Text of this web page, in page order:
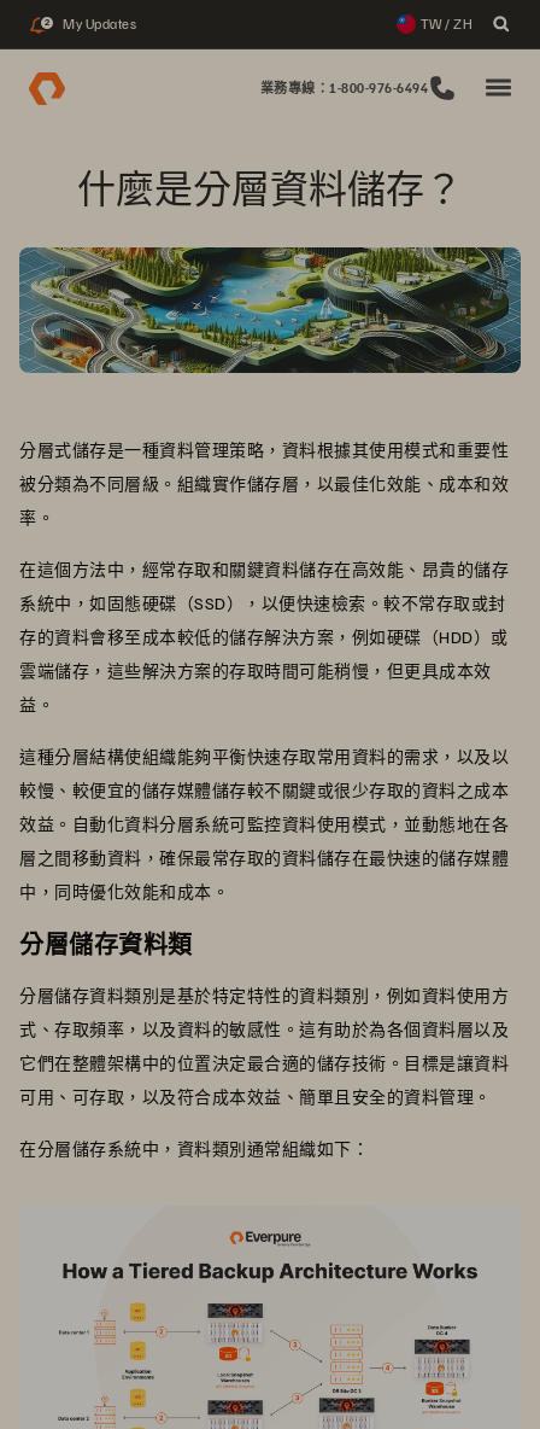
2 My Updates TW / ZH
業務專線：1-800-976-6494
什麼是分層資料儲存？
分層式儲存是一種資料管理策略，資料根據其使用模式和重要性
被分類為不同層級。組織實作儲存層，以最佳化效能、成本和效
率。
在這個方法中，經常存取和關鍵資料儲存在高效能、昂貴的儲存
系統中，如固態硬碟（SSD），以便快速檢索。較不常存取或封
存的資料會移至成本較低的儲存解決方案，例如硬碟（HDD）或
雲端儲存，這些解決方案的存取時間可能稍慢，但更具成本效
益。
這種分層結構使組織能夠平衡快速存取常用資料的需求，以及以
較慢、較便宜的儲存媒體儲存較不關鍵或很少存取的資料之成本
效益。自動化資料分層系統可監控資料使用模式，並動態地在各
層之間移動資料，確保最常存取的資料儲存在最快速的儲存媒體
中，同時優化效能和成本。
分層儲存資料類
分層儲存資料類別是基於特定特性的資料類別，例如資料使用方
式、存取頻率，以及資料的敏感性。這有助於為各個資料層以及
它們在整體架構中的位置決定最合適的儲存技術。目標是讓資料
可用、可存取，以及符合成本效益、簡單且安全的資料管理。
在分層儲存系統中，資料類別通常組織如下：